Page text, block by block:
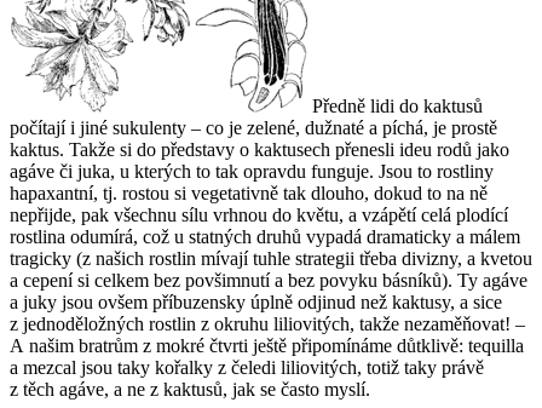
Předně lidi do kaktusů
počítají i jiné sukulenty – co je zelené, dužnaté a píchá, je prostě
kaktus. Takže si do představy o kaktusech přenesli ideu rodů jako
agáve či juka, u kterých to tak opravdu funguje. Jsou to rostliny
hapaxantní, tj. rostou si vegetativně tak dlouho, dokud to na ně
nepřijde, pak všechnu sílu vrhnou do květu, a vzápětí celá plodící
rostlina odumírá, což u statných druhů vypadá dramaticky a málem
tragicky (z našich rostlin mívají tuhle strategii třeba divizny, a kvetou
a cepení si celkem bez povšimnutí a bez povyku básníků). Ty agáve
a juky jsou ovšem příbuzensky úplně odjinud než kaktusy, a sice
z jednoděložných rostlin z okruhu liliovitých, takže nezaměňovat! –
A našim bratrům z mokré čtvrti ještě připomínáme důtklivě: tequilla
a mezcal jsou taky kořalky z čeledi liliovitých, totiž taky právě
z těch agáve, a ne z kaktusů, jak se často myslí.